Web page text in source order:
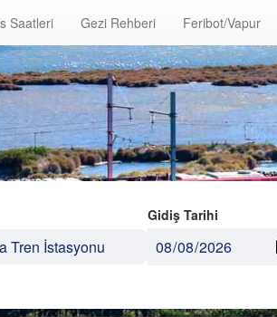
Saatleri Gezi Rehberi Feribot/Vapur
Gidiş Tarihi